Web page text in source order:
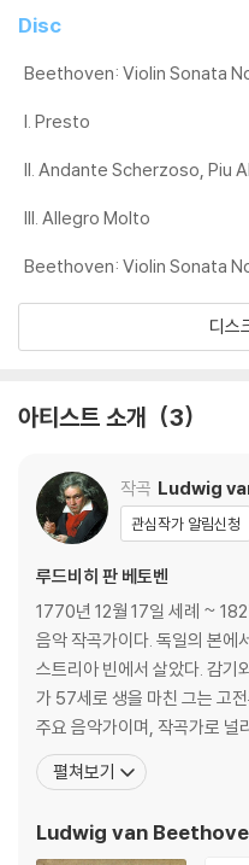
하니 침압 조절이 가능한 기기에
다. 전용 제품으로 이를 제거하면
※ 디스크 외관 불량
1) 열을 가하여 제작하는 바이닐
렁거리거나 휘어지는 경우가 있습
가능합니다.
2) 재생 음역의 왜곡을 최소화 하
지되도록 디스크 센터 홀 구경이
3) 디스크에 미세한 잔 흠집이 남
불량으로 인한 반품/교환이 가능
※ 컬러 디스크
아래에 해당하는 경우는 불량이
1) 컬러 디스크는 웹 이미지와
2) 컬러 디스크의 특성상 제작
있습니다.
3) 컬러 디스크는 제작 과정에서
등이 발생할 수 있습니다.
※ 반품/교환 안내
1) 불량으로 인한 반품/교환 요
상을 요청할 수 있으며, 동영상
Disc
Beethoven: Violin Sonata
I. Presto
II. Andante Scherzoso, Piu
III. Allegro Molto
Beethoven: Violin Sonata
디스
아티스트 소개 3
작곡 Ludwig
관심작가 알림신청
루드비히 판 베토벤
1770년 12월 17일 세례 ~
음악 작곡가이다. 독일의 본에
스트리아 빈에서 살았다. 감기
가 57세로 생을 마친 그는 고
주요 음악가이며, 작곡가로 널
人)" 또는 "악성"(樂聖)이라는 별칭
려진 작품으로는 《교향곡 5번》,
브라반트 오스트
펼쳐보기
Ludwig van